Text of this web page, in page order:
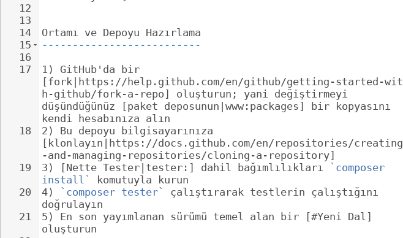
12
13
14
15
16
17
18
19
20
21
Ortamı ve Depoyu Hazırlama
--------------------------
1) GitHub'da bir
[fork|https://help.github.com/en/github/getting-started-wit
h-github/fork-a-repo] oluşturun; yani değiştirmeyi
düşündüğünüz [paket deposunun|www:packages] bir kopyasını
kendi hesabınıza alın
2) Bu depoyu bilgisayarınıza
[klonlayın|https://docs.github.com/en/repositories/creating
-and-managing-repositories/cloning-a-repository]
3) [Nette Tester|tester:] dahil bağımlılıkları
`composer
install`
komutuyla kurun
4)
`composer tester`
çalıştırarak testlerin çalıştığını
doğrulayın
5) En son yayımlanan sürümü temel alan bir [#Yeni Dal]
oluşturun